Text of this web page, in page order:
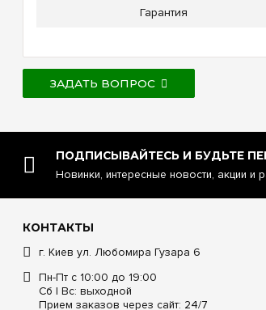
Гарантия
ЗАДАТЬ ВОПРОС
ПОДПИСЫВАЙТЕСЬ И БУДЬТЕ
Новинки, интересные новости, акции и
КОНТАКТЫ
г. Киев ул. Любомира Гузара 6
Пн-Пт с 10:00 до 19:00
Сб | Вс: выходной
Прием заказов через сайт: 24/7